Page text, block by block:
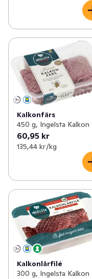
Kalkonfärs
450 g, Ingelsta Kalkon
60,95 kr
135,44 kr /kg
Kalkonlårfilé
300 g, Ingelsta Kalkon